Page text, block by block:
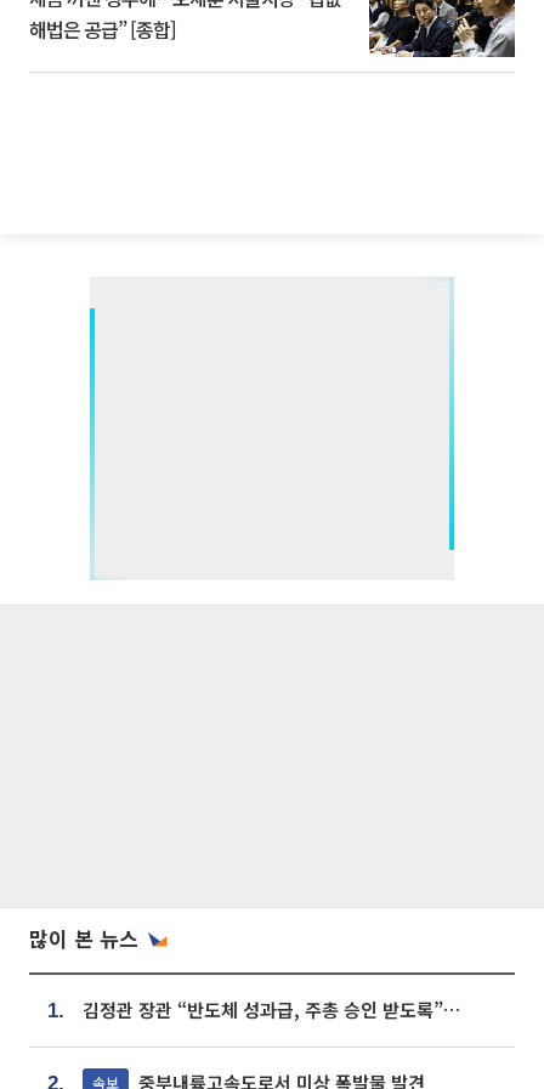
해법은 공급” [종합]
많이 본 뉴스
1. 김정관 장관 “반도체 성과급, 주총 승인 받도록”…상법·자본시장법 개정 시사
2. 속보 중부내륙고속도로서 미상 폭발물 발견